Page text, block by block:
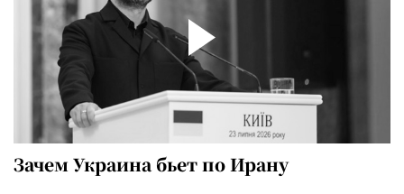
Зачем Украина бьет по Ирану